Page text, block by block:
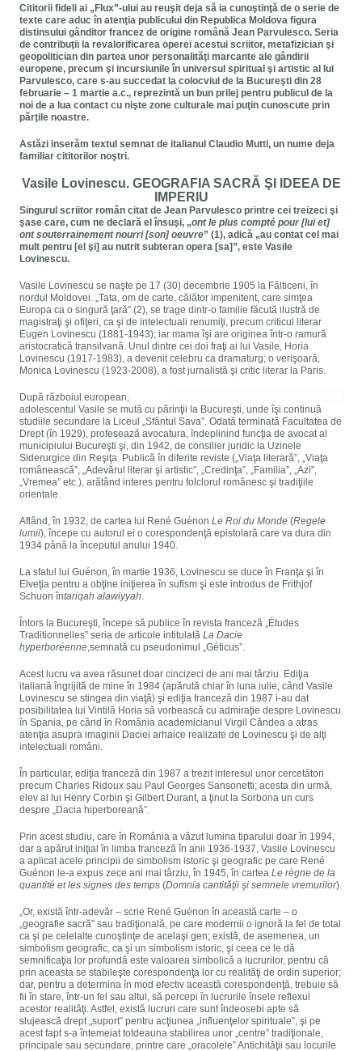
Cititorii fideli ai „Flux”-ului au reuşit deja să ia cunoştinţă de o serie de
texte care aduc în atenţia publicului din Republica Moldova figura
distinsului gânditor francez de origine română Jean Parvulesco. Seria
de contribuţii la revalorificarea operei acestui scriitor, metafizician şi
geopolitician din partea unor personalităţi marcante ale gândirii
europene, precum şi incursiunile în universul spiritual şi artistic al lui
Parvulesco, care s-au succedat la colocviul de la Bucureşti din 28
februarie – 1 martie a.c., reprezintă un bun prilej pentru publicul de la
noi de a lua contact cu nişte zone culturale mai puţin cunoscute prin
părţile noastre.
Astăzi inserăm textul semnat de italianul Claudio Mutti, un nume deja
familiar cititorilor noştri.
Vasile Lovinescu. GEOGRAFIA SACRĂ ŞI IDEEA DE
IMPERIU
Singurul scriitor român citat de Jean Parvulesco printre cei treizeci şi
şase care, cum ne declară el însuşi, „ont le plus compté pour [lui et]
ont souterrainement nourri [son] oeuvre” (1), adică „au contat cel mai
mult pentru [el şi] au nutrit subteran opera [sa]”, este Vasile
Lovinescu.
Vasile Lovinescu se naşte pe 17 (30) decembrie 1905 la Fălticeni, în
nordul Moldovei. „Tata, om de carte, călător impenitent, care simţea
Europa ca o singură ţară” (2), se trage dintr-o familie făcută ilustră de
magistraţi şi ofiţeri, ca şi de intelectuali renumiţi, precum criticul literar
Eugen Lovinescu (1881-1943); iar mama îşi are originea într-o ramură
aristocratică transilvană. Unul dintre cei doi fraţi ai lui Vasile, Horia
Lovinescu (1917-1983), a devenit celebru ca dramaturg; o verişoară,
Monica Lovinescu (1923-2008), a fost jurnalistă şi critic literar la Paris.
După războiul european,
adolescentul Vasile se mută cu părinţii la Bucureşti, unde îşi continuă
studiile secundare la Liceul „Sfântul Sava”. Odată terminată Facultatea de
Drept (în 1929), profesează avocatura, îndeplinind funcţia de avocat al
municipiului Bucureşti şi, din 1942, de consilier juridic la Uzinele
Siderurgice din Reşiţa. Publică în diferite reviste („Viaţa literară”, „Viaţa
românească”, „Adevărul literar şi artistic”, „Credinţa”, „Familia”, „Azi”,
„Vremea” etc.), arătând interes pentru folclorul românesc şi tradiţiile
orientale.
Aflând, în 1932, de cartea lui René GuénonLe Roi du Monde (Regele
lumii), începe cu autorul ei o corespondenţă epistolară care va dura din
1934 până la începutul anului 1940.
La sfatul lui Guénon, în martie 1936, Lovinescu se duce în Franţa şi în
Elveţia pentru a obţine iniţierea în sufism şi este introdus de Frithjof
Schuon întariqah alawiyyah.
Întors la Bucureşti, începe să publice în revista franceză „Études
Traditionnelles” seria de articole intitulatăLa Dacie
hyperboréenne,semnată cu pseudonimul „Géticus”.
Acest lucru va avea răsunet doar cincizeci de ani mai târziu. Ediţia
italiană îngrijită de mine în 1984 (apărută chiar în luna iulie, când Vasile
Lovinescu se stingea din viaţă) şi ediţia franceză din 1987 i-au dat
posibilitatea lui Vintilă Horia să vorbească cu admiraţie despre Lovinescu
în Spania, pe când în România academicianul Virgil Cândea a atras
atenţia asupra imaginii Daciei arhaice realizate de Lovinescu şi de alţi
intelectuali români.
În particular, ediţia franceză din 1987 a trezit interesul unor cercetători
precum Charles Ridoux sau Paul Georges Sansonetti; acesta din urmă,
elev al lui Henry Corbin şi Gilbert Durant, a ţinut la Sorbona un curs
despre „Dacia hiperboreană”.
Prin acest studiu, care în România a văzut lumina tiparului doar în 1994,
dar a apărut iniţial în limba franceză în anii 1936-1937, Vasile Lovinescu
a aplicat acele principii de simbolism istoric şi geografic pe care René
Guénon le-a expus zece ani mai târziu, în 1945, în carteaLe règne de la
quantité et les signes des temps(Domnia cantităţii şi semnele vremurilor).
„Or, există într-adevăr – scrie René Guénon în această carte – o
„geografie sacră” sau tradiţională, pe care modernii o ignoră la fel de total
ca şi pe celelalte cunoştinţe de acelaşi gen; există, de asemenea, un
simbolism geografic, ca şi un simbolism istoric, şi ceea ce le dă
semnificaţia lor profundă este valoarea simbolică a lucrurilor, pentru că
prin aceasta se stabileşte corespondenţa lor cu realităţi de ordin superior;
dar, pentru a determina în mod efectiv această corespondenţă, trebuie să
fii în stare, într-un fel sau altul, să percepi în lucrurile însele reflexul
acestor realităţi. Astfel, există lucruri care sunt îndeosebi apte să
slujească drept „suport” pentru acţiunea „influenţelor spirituale”, şi pe
acest fapt s-a întemeiat totdeauna stabilirea unor „centre” tradiţionale,
principale sau secundare, printre care „oracolele” Antichităţii sau locurile